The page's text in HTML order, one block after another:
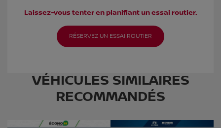
Laissez-vous tenter en planifiant un essai routier.
RÉSERVEZ UN ESSAI ROUTIER
VÉHICULES SIMILAIRES
RECOMMANDÉS